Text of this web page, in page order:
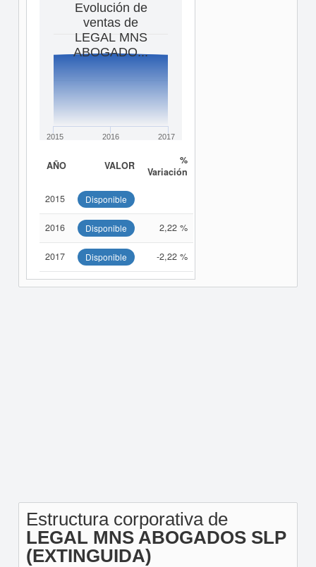
Evolución de
ventas de
LEGAL MNS
ABOGADO...
2015 2016 2017
AÑO VALOR
%
Variación
2015 Disponible
2016 Disponible 2,22 %
2017 Disponible -2,22 %
Estructura corporativa de
LEGAL MNS ABOGADOS SLP
(EXTINGUIDA)